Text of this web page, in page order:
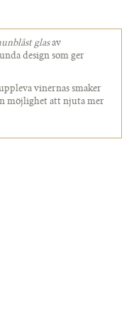
glasav
design som ger
vinernas smaker
möjlighet att njuta mer